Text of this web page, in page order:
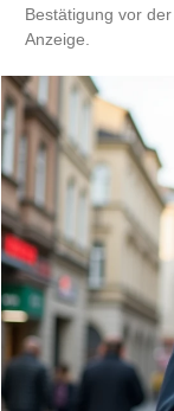
Bestätigung vor
Anzeige.